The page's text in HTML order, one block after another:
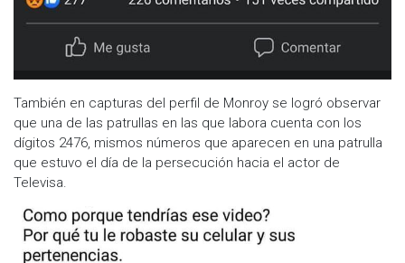
También en capturas del perfil de Monroy se logró observar
que una de las patrullas en las que labora cuenta con los
dígitos 2476, mismos números que aparecen en una patrulla
que estuvo el día de la persecución hacia el actor de
Televisa.